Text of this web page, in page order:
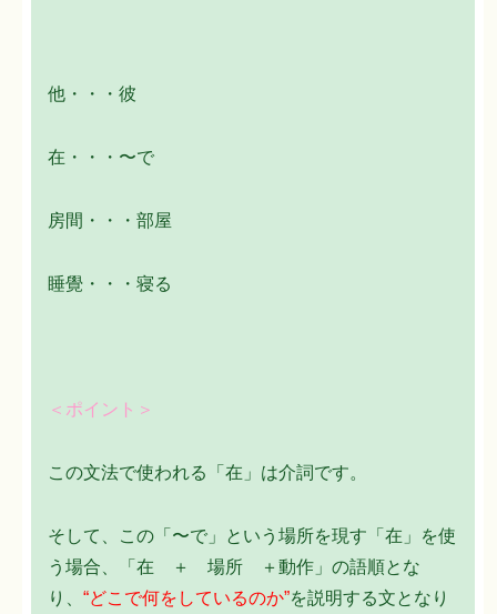
他・・・彼
在・・・〜で
房間・・・部屋
睡覺・・・寝る
＜ポイント＞
この文法で使われる「在」は介詞です。
そして、この「〜で」という場所を現す「在」を使
う場合、「在 ＋ 場所 ＋動作」の語順とな
り、“どこで何をしているのか”を説明する文となり